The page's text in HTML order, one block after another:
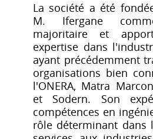
La société a été
M. Ifergane
majoritaire et
expertise dans
ayant précédemment
organisations bien
l'ONERA, Matra
et Sodern. Son
compétences en
rôle déterminant dans